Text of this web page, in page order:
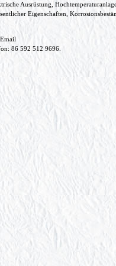
Ausrüstung,
Eigenschaften,
86 592 512 9696.